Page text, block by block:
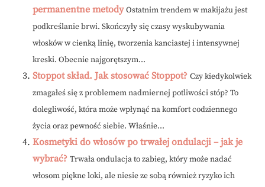
permanentne metody Ostatnim trendem w makijażu jest
podkreślanie brwi. Skończyły się czasy wyskubywania
włosków w cienką linię, tworzenia kanciastej i intensywnej
kreski. Obecnie najgorętszym...
Stoppot skład. Jak stosować Stoppot? Czy kiedykolwiek
zmagałeś się z problemem nadmiernej potliwości stóp? To
dolegliwość, która może wpłynąć na komfort codziennego
życia oraz pewność siebie. Właśnie...
Kosmetyki do włosów po trwałej ondulacji – jak je
wybrać? Trwała ondulacja to zabieg, który może nadać
włosom piękne loki, ale niesie ze sobą również ryzyko ich